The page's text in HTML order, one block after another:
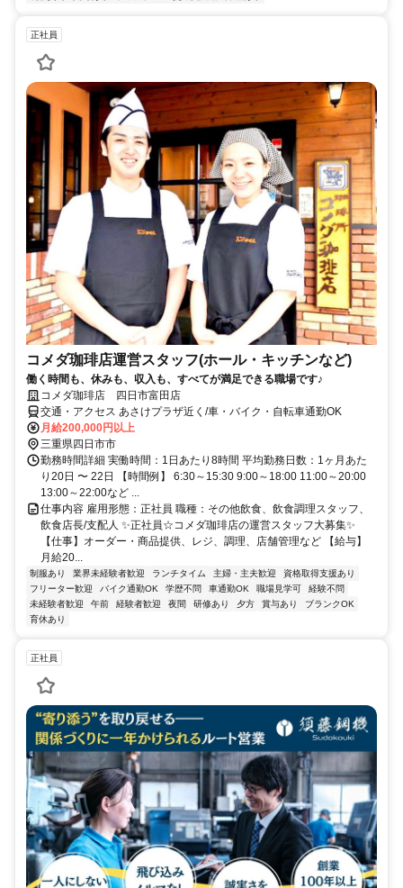
正社員
コメダ珈琲店運営スタッフ(ホール・キッチンなど)
働く時間も、休みも、収入も、すべてが満足できる職場です♪
コメダ珈琲店 四日市富田店
交通・アクセス あさけプラザ近く/車・バイク・自転車通勤OK
月給200,000円以上
三重県四日市市
勤務時間詳細 実働時間：1日あたり8時間 平均勤務日数：1ヶ月あた
り20日 〜 22日 【時間例】 6:30～15:30 9:00～18:00 11:00～20:00
13:00～22:00など ...
仕事内容 雇用形態：正社員 職種：その他飲食、飲食調理スタッフ、
飲食店長/支配人 ✨正社員☆コメダ珈琲店の運営スタッフ大募集✨
【仕事】オーダー・商品提供、レジ、調理、店舗管理など 【給与】
月給20...
制服あり 業界未経験者歓迎 ランチタイム 主婦・主夫歓迎
資格取得支援あり
フリーター歓迎
バイク通勤OK 学歴不問 車通勤OK 職場見学可
経験不問
未経験者歓迎
午前 経験者歓迎 夜間 研修あり 夕方 賞与あり
ブランクOK
育休あり
正社員